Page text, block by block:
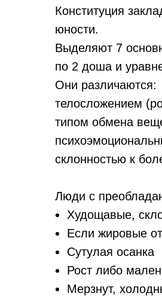
Конституция
юности.
Выделяют 7
по 2 доша и
Они различаются:
телосложением
типом обмена
склонностью к
Люди с
Худощавые,
Если жировые
Сутулая осанка
Рост либо
Мерзнут,